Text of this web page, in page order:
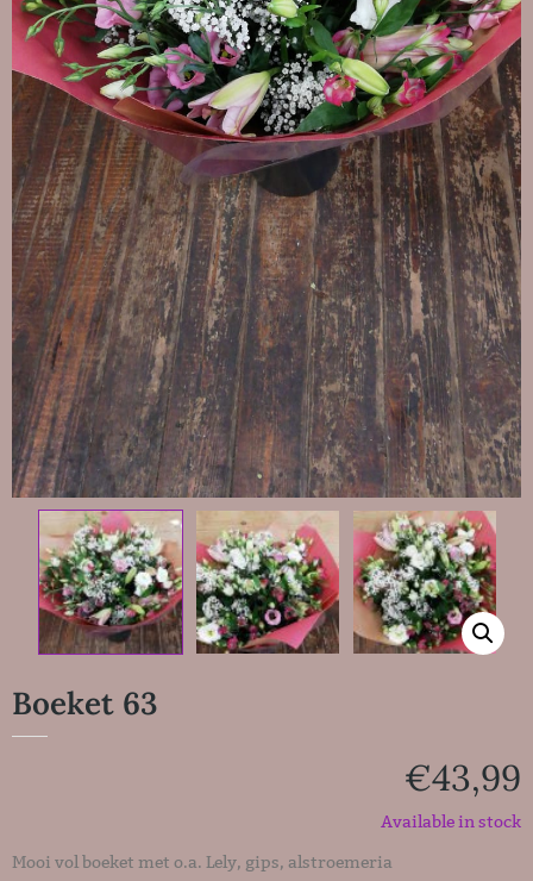
Boeket 63
€43,99
Available in stock
Mooi vol boeket met o.a. Lely, gips, alstroemeria